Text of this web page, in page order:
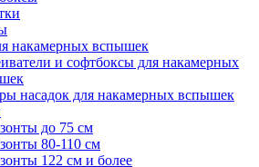
накамерных вспышек
и софтбоксы для накамерных
насадок для накамерных вспышек
до 75 см
80-110 см
122 см и более